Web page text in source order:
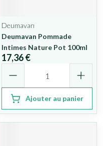
Deumavan
Deumavan Pommade
Intimes Nature Pot 100ml
17,36 €
Ajouter au panier